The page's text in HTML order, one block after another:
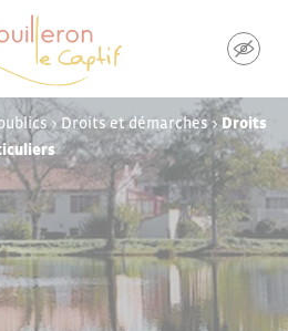
>Droits et démarches>Droits